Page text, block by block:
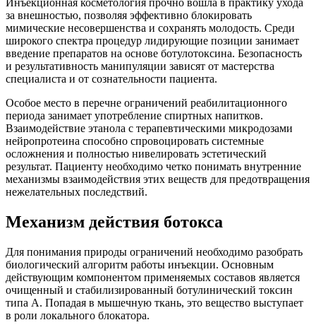
за внешностью, позволяя эффективно блокировать
мимические несовершенства и сохранять молодость. Среди
широкого спектра процедур лидирующие позиции занимает
введение препаратов на основе ботулотоксина. Безопасность
и результативность манипуляции зависят от мастерства
специалиста и от сознательности пациента.
Особое место в перечне ограничений реабилитационного
периода занимает употребление спиртных напитков.
Взаимодействие этанола с терапевтическими микродозами
нейропротеина способно спровоцировать системные
осложнения и полностью нивелировать эстетический
результат. Пациенту необходимо четко понимать внутренние
механизмы взаимодействия этих веществ для предотвращения
нежелательных последствий.
Механизм действия ботокса
Для понимания природы ограничений необходимо разобрать
биологический алгоритм работы инъекции. Основным
действующим компонентом применяемых составов является
очищенный и стабилизированный ботулинический токсин
типа А. Попадая в мышечную ткань, это вещество выступает
в роли локального блокатора.